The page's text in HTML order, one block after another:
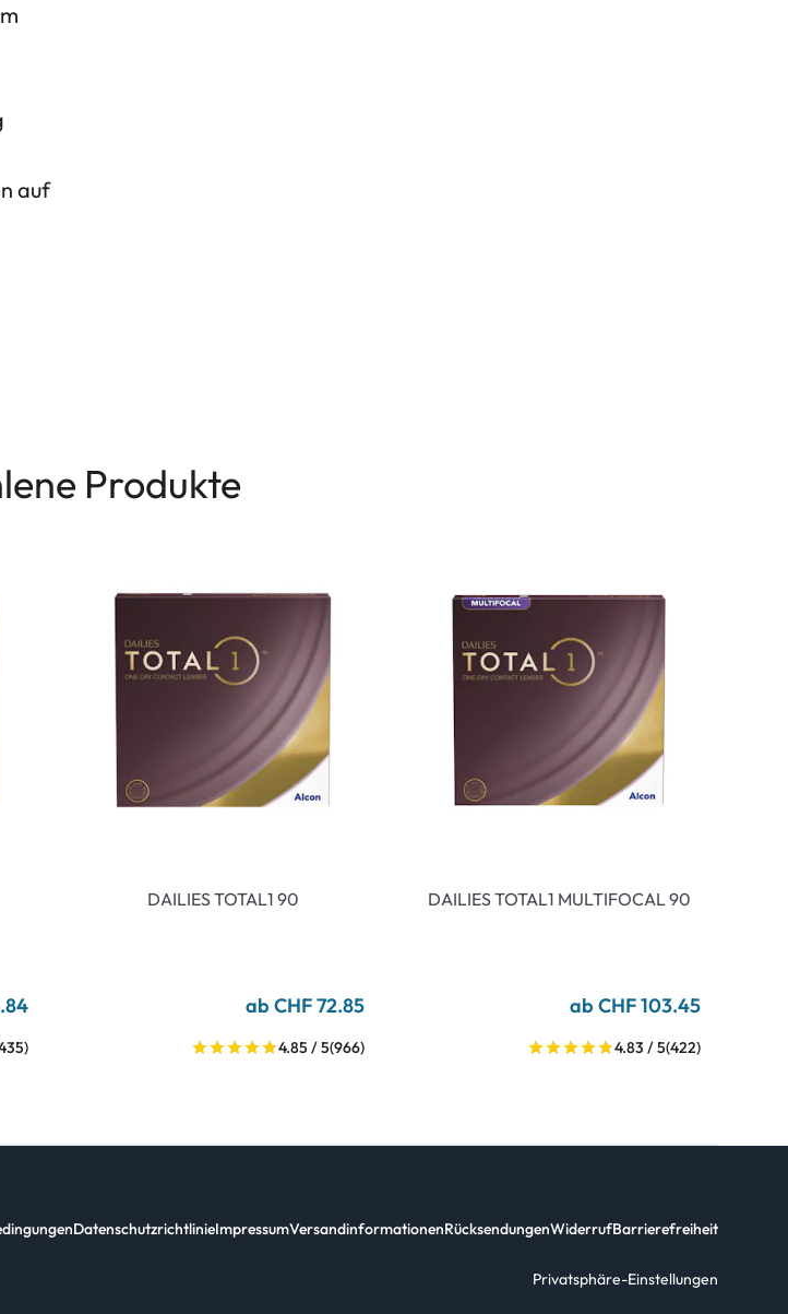
auf
Produkte
DAILIES TOTAL1 90
ab CHF 72.85
4.85 / 5(966)
DAILIES TOTAL1 MULTIFOCAL 90
ab CHF 103.45
4.83 / 5(422)
DatenschutzrichtlinieImpressumVersandinformationenRücksendungenWiderrufBarrierefreiheit
Privatsphäre-Einstellungen